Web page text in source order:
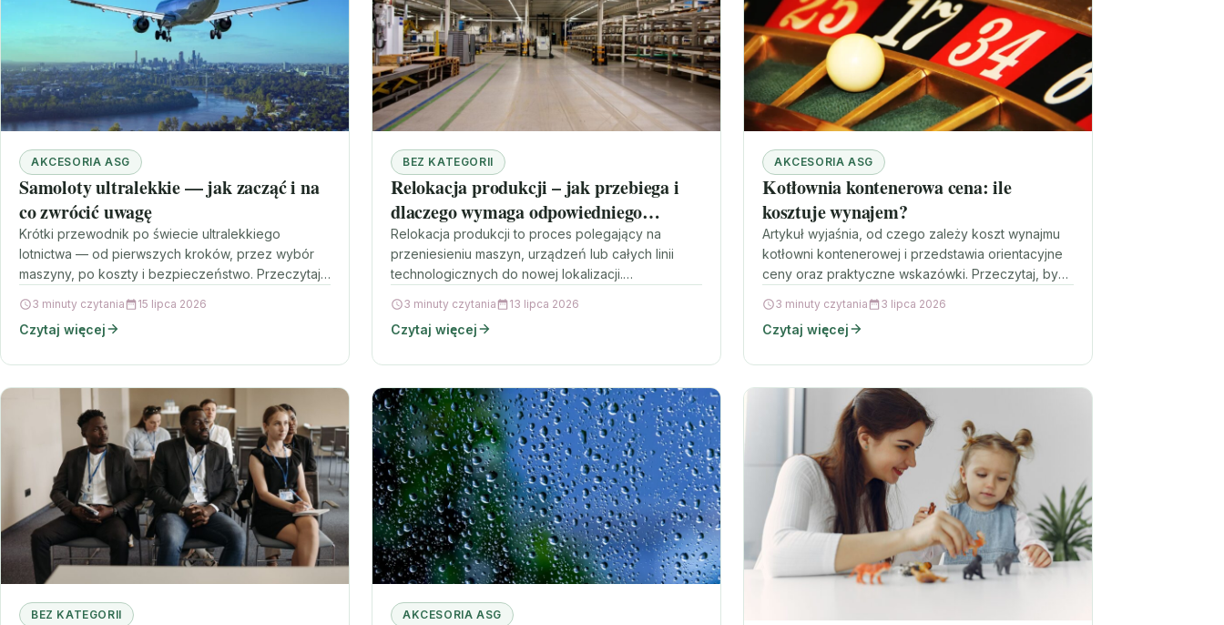
AKCESORIA ASG
Samoloty ultralekkie — jak zacząć i na
co zwrócić uwagę
Krótki przewodnik po świecie ultralekkiego
lotnictwa — od pierwszych kroków, przez wybór
maszyny, po koszty i bezpieczeństwo. Przeczytaj,
3 minuty czytania 15 lipca 2026
Czytaj więcej
BEZ KATEGORII
Relokacja produkcji – jak przebiega i
dlaczego wymaga odpowiedniego
przygotowania
Relokacja produkcji to proces polegający na
przeniesieniu maszyn, urządzeń lub całych linii
technologicznych do nowej lokalizacji.
różnych…
3 minuty czytania 13 lipca 2026
Czytaj więcej
AKCESORIA ASG
Kotłownia kontenerowa cena: ile
kosztuje wynajem?
Artykuł wyjaśnia, od czego zależy koszt wynajmu
kotłowni kontenerowej i przedstawia orientacyjne
ceny oraz praktyczne wskazówki. Przeczytaj, by
3 minuty czytania 3 lipca 2026
Czytaj więcej
BEZ KATEGORII AKCESORIA ASG